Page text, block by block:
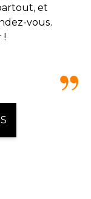
et
vous.
!